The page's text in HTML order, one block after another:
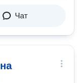
Чат